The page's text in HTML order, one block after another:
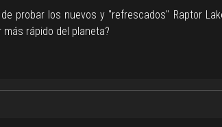
probar los nuevos y "refrescados" Raptor
rápido del planeta?